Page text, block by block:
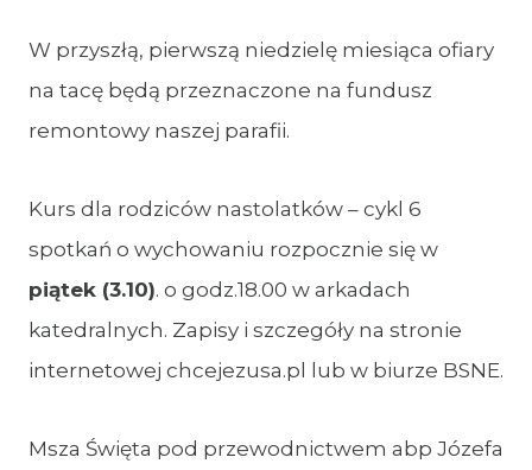
W przyszłą, pierwszą niedzielę miesiąca ofiary
na tacę będą przeznaczone na fundusz
remontowy naszej parafii.
Kurs dla rodziców nastolatków – cykl 6
spotkań o wychowaniu rozpocznie się w
piątek (3.10). o godz.18.00 w arkadach
katedralnych. Zapisy i szczegóły na stronie
internetowej chcejezusa.pl lub w biurze BSNE.
Msza Święta pod przewodnictwem abp Józefa